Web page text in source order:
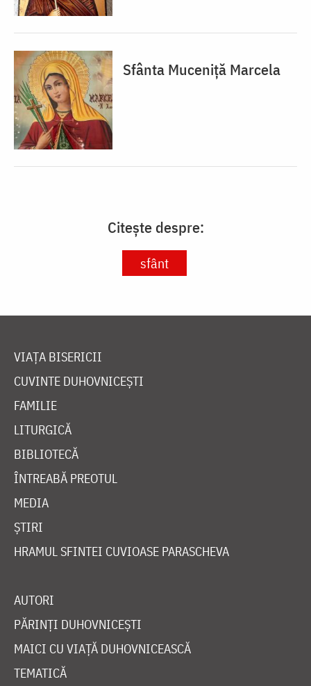
Sfânta Muceniță Marcela
Citește despre:
sfânt
VIAȚA BISERICII
CUVINTE DUHOVNICEȘTI
FAMILIE
LITURGICĂ
BIBLIOTECĂ
ÎNTREABĂ PREOTUL
MEDIA
ȘTIRI
HRAMUL SFINTEI CUVIOASE PARASCHEVA
AUTORI
PĂRINȚI DUHOVNICEȘTI
MAICI CU VIAȚĂ DUHOVNICEASCĂ
TEMATICĂ